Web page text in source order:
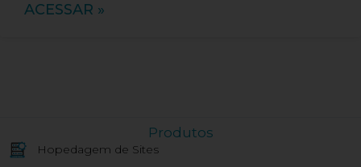
ACESSAR »
Produtos
Hopedagem de Sites